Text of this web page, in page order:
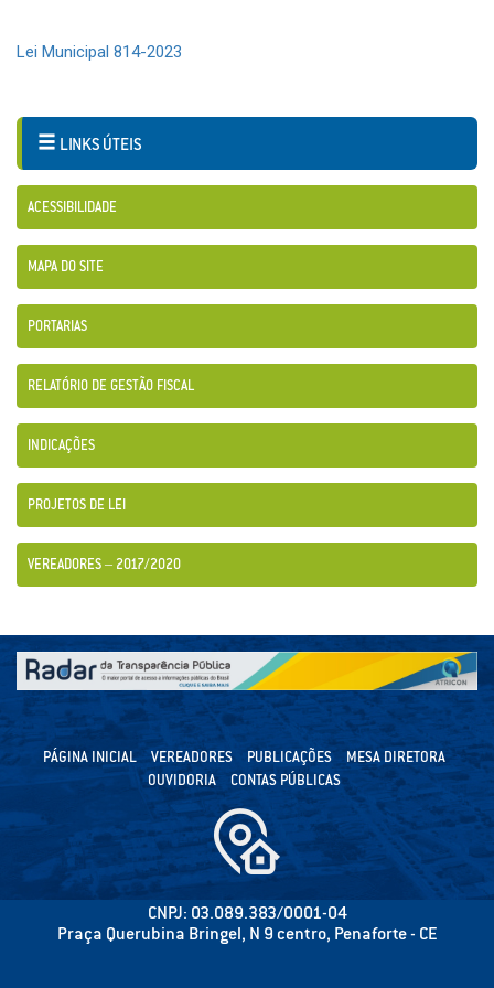
Lei Municipal 814-2023
LINKS ÚTEIS
ACESSIBILIDADE
MAPA DO SITE
PORTARIAS
RELATÓRIO DE GESTÃO FISCAL
INDICAÇÕES
PROJETOS DE LEI
VEREADORES – 2017/2020
PÁGINA INICIAL VEREADORES PUBLICAÇÕES
MESA DIRETORA
OUVIDORIA
CONTAS PÚBLICAS
CNPJ: 03.089.383/0001-04
Praça Querubina Bringel, N 9 centro, Penaforte - CE